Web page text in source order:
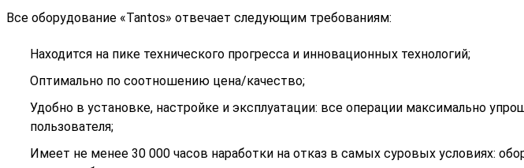
Все оборудование «Tantos» отвечает следующим требованиям:
Находится на пике технического прогресса и инновационных технологий;
Оптимально по соотношению цена/качество;
Удобно в установке, настройке и эксплуатации: все операции максимально
пользователя;
Имеет не менее 30 000 часов наработки на отказ в самых суровых условиях: